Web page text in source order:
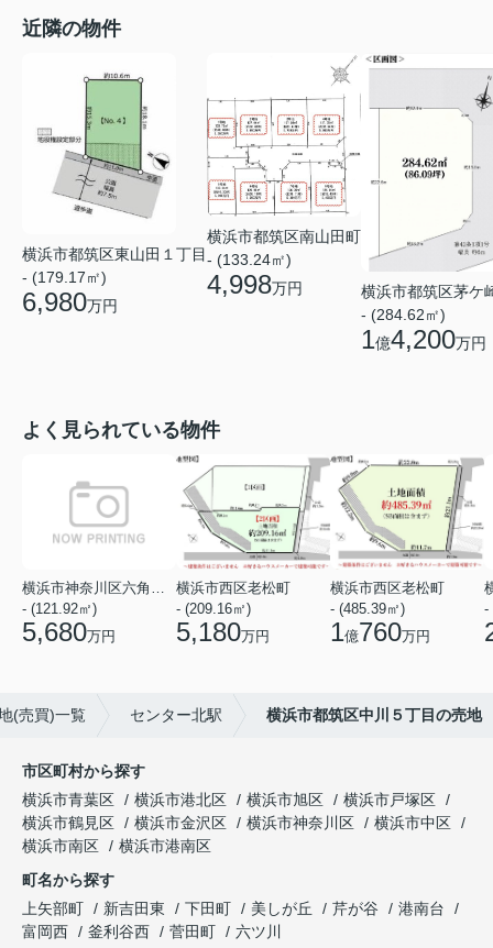
近隣の物件
横浜市都筑区東山田１丁目
- (179.17㎡)
6,980万円
横浜市都筑区南山田町
- (133.24㎡)
4,998万円
横浜市都筑区茅ケ
- (284.62㎡)
1億4,200万円
よく見られている物件
横浜市神奈川区六角橋２丁目
- (121.92㎡)
5,680万円
横浜市西区老松町
- (209.16㎡)
5,180万円
横浜市西区老松町
- (485.39㎡)
1億760万円
-
(売買)一覧 センター北駅 横浜市都筑区中川５丁目の売地
市区町村から探す
横浜市青葉区
横浜市港北区 横浜市旭区
横浜市戸塚区
横浜市鶴見区
横浜市金沢区 横浜市神奈川区
横浜市中区
横浜市南区
横浜市港南区
町名から探す
上矢部町
新吉田東 下田町 美しが丘 芹が谷
港南台
富岡西
釜利谷西 菅田町
六ツ川